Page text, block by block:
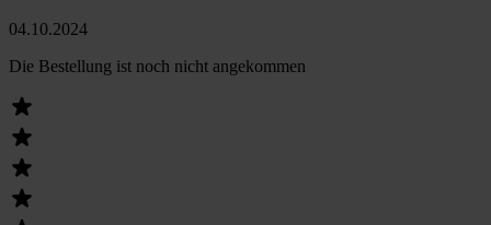
04.10.2024
Die Bestellung ist noch nicht angekommen